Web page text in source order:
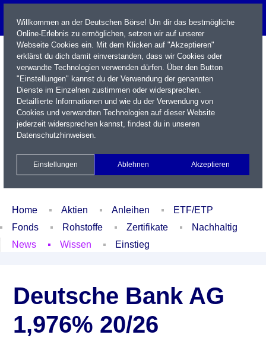
Name / WKN / ISIN / Kürzel
Xetra Realtime
Watchlist Portfolio Login
Home Aktien Anleihen
ETF/ETP
Fonds
Rohstoffe Zertifikate
Nachhaltig
News
Wissen Einstieg
Deutsche Bank AG
1,976% 20/26
Willkommen an der Deutschen Börse! Um dir das bestmögliche
Online-Erlebnis zu ermöglichen, setzen wir auf unserer
Webseite Cookies ein. Mit dem Klicken auf "Akzeptieren"
erklärst du dich damit einverstanden, dass wir Cookies oder
verwandte Technologien verwenden dürfen. Über den Button
"Einstellungen" kannst du der Verwendung der genannten
Dienste im Einzelnen zustimmen oder widersprechen.
Detaillierte Informationen und wie du der Verwendung von
Cookies und verwandten Technologien auf dieser Website
jederzeit widersprechen kannst, findest du in unseren
Datenschutzhinweisen.
Einstellungen Ablehnen Akzeptieren